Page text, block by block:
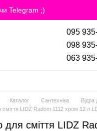
Telegram ;)
095
098
063
Каталог Сантехніка Відра
сміття LIDZ Radom 1112 хром 12 л
для сміття LIDZ